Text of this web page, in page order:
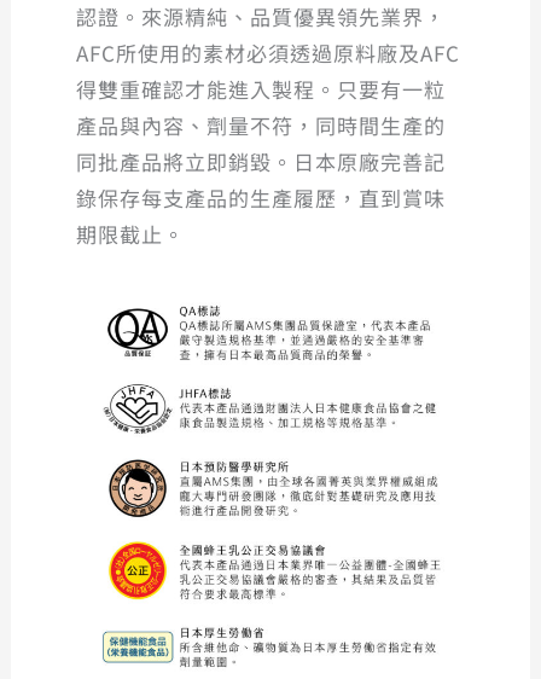
認證。來源精純、品質優異領先業界，
AFC所使用的素材必須透過原料廠及AFC
得雙重確認才能進入製程。只要有一粒
產品與內容、劑量不符，同時間生產的
同批產品將立即銷毀。日本原廠完善記
錄保存每支產品的生產履歷，直到賞味
期限截止。